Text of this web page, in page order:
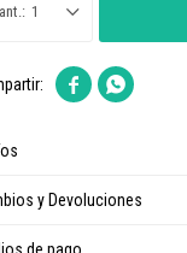
1
 
y Devoluciones